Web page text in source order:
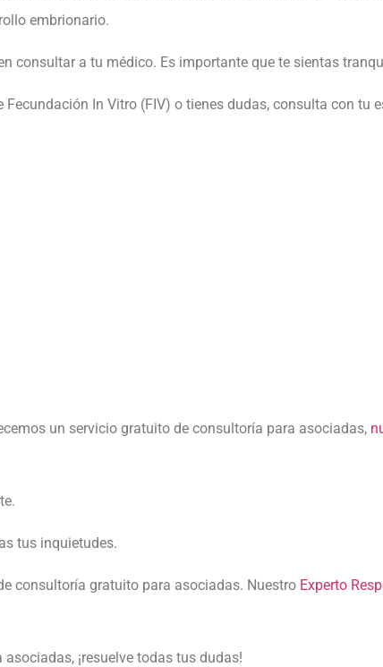
embrionario.
consultar a tu médico. Es importante que te sientas
In Vitro (FIV) o tienes dudas, consulta con tu
un servicio gratuito de consultoría para asociadas,
tus inquietudes.
consultoría gratuito para asociadas. Nuestro Experto
asociadas, ¡resuelve todas tus dudas!